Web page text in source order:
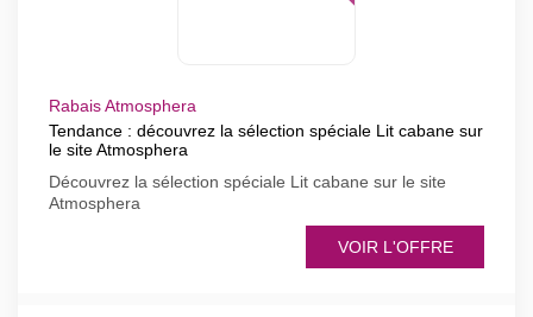
Rabais Atmosphera
Tendance : découvrez la sélection spéciale Lit cabane sur
le site Atmosphera
Découvrez la sélection spéciale Lit cabane sur le site
Atmosphera
VOIR L'OFFRE